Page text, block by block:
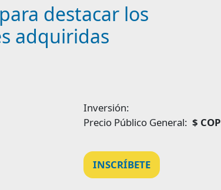
destacar los
adquiridas
Inversión:
Precio Público General: $ COP
INSCRÍBETE